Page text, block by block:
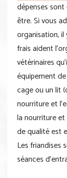
dépenses
être. Si vous
organisation, il
frais aident
vétérinaires
équipement
cage ou un lit
nourriture et
la nourriture
de qualité est
Les friandises
séances